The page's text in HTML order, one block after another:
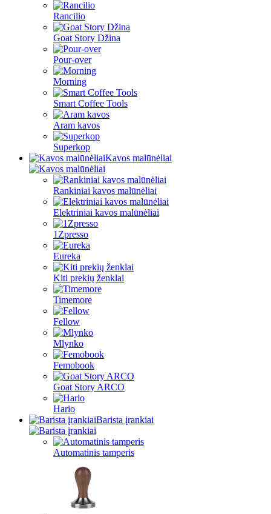
Rancilio
Goat Story Džina
Pour-over
Morning
Smart Coffee Tools
Aram kavos
Superkop
Kavos malūnėliai
Rankiniai kavos malūnėliai
Elektriniai kavos malūnėliai
1Zpresso
Eureka
Kiti prekių ženklai
Timemore
Fellow
Mlynko
Femobook
Goat Story ARCO
Hario
Barista įrankiai
Automatinis tamperis